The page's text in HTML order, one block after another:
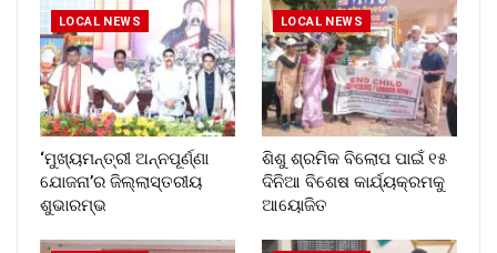
LOCAL NEWS
‘ମୁଖ୍ୟମନ୍ତ୍ରୀ ଅନ୍ନପୂର୍ଣ୍ଣା
ଯୋଜନା’ର ଜିଲ୍ଲାସ୍ତରୀୟ
ଶୁଭାରମ୍ଭ
LOCAL NEWS
ଶିଶୁ ଶ୍ରମିକ ବିଲୋପ ପାଇଁ ୧୫
ଦିନିଆ ବିଶେଷ କାର୍ଯ୍ୟକ୍ରମକୁ
ଆୟୋଜିତ